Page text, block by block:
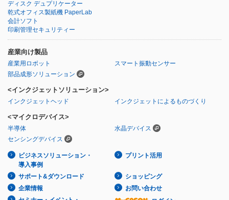
ディスク デュプリケーター
乾式オフィス製紙機 PaperLab
会計ソフト
印刷管理セキュリティー
産業向け製品
産業用ロボット
スマート振動センサー
部品成形ソリューション
<インクジェットソリューション>
インクジェットヘッド インクジェットによるものづくり
<マイクロデバイス>
半導体
水晶デバイス
センシングデバイス
ビジネスソリューション・
導入事例
プリント活用
サポート&ダウンロード
ショッピング
企業情報
お問い合わせ